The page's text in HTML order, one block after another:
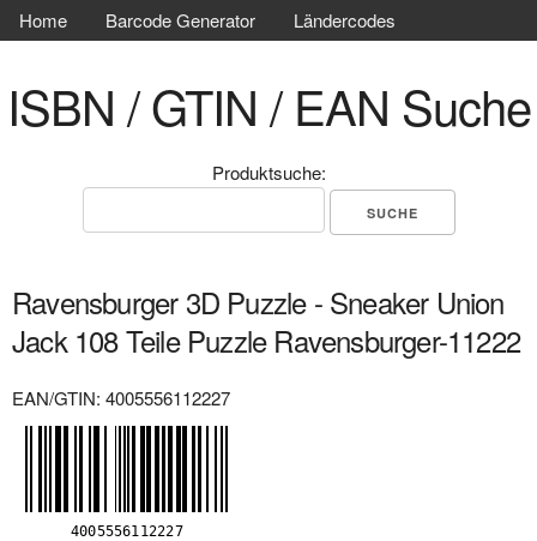
Home Barcode Generator Ländercodes
ISBN / GTIN / EAN Suche
Produktsuche:
Ravensburger 3D Puzzle - Sneaker Union
Jack 108 Teile Puzzle Ravensburger-11222
EAN/GTIN: 4005556112227